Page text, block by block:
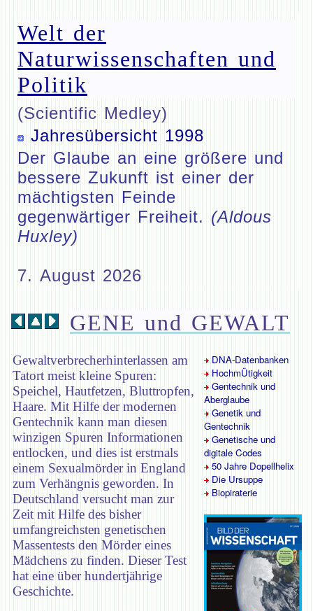
Welt der
Naturwissenschaften und
Politik
(Scientific Medley)
Jahresübersicht 1998
Der Glaube an eine größere und
bessere Zukunft ist einer der
mächtigsten Feinde
gegenwärtiger Freiheit. (Aldous
Huxley)
7. August 2026
GENE und GEWALT
Gewaltverbrecherhinterlassen am
Tatort meist kleine Spuren:
Speichel, Hautfetzen, Bluttropfen,
Haare. Mit Hilfe der modernen
Gentechnik kann man diesen
winzigen Spuren Informationen
entlocken, und dies ist erstmals
einem Sexualmörder in England
zum Verhängnis geworden. In
Deutschland versucht man zur
Zeit mit Hilfe des bisher
umfangreichsten genetischen
Massentests den Mörder eines
Mädchens zu finden. Dieser Test
hat eine über hundertjährige
Geschichte.
DNA-Datenbanken
HochmÜtigkeit
Gentechnik und
Aberglaube
Genetik und
Gentechnik
Genetische und
digitale Codes
50 Jahre Dopellhelix
Die Ursuppe
Biopiraterie